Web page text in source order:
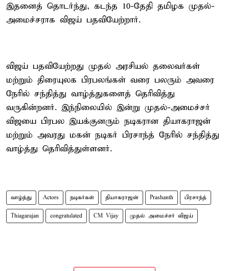
இதனைத் தொடர்ந்து, கடந்த 10-தேதி தமிழக முதல்-
அமைச்சராக விஜய் பதவியேற்றார்.
விஜய் பதவியேற்றது முதல் அரசியல் தலைவர்கள்
மற்றும் திரையுலக பிரபலங்கள் வரை பலரும் அவரை
நேரில் சந்தித்து வாழ்த்துகளைத் தெரிவித்து
வருகின்றனர். இந்நிலையில் இன்று முதல்-அமைச்சர்
விஜயை பிரபல இயக்குனரும் நடிகரான தியாகராஜன்
மற்றும் அவரது மகன் நடிகர் பிரசாந்த் நேரில் சந்தித்து
வாழ்த்து தெரிவித்துள்ளனர்.
வாழ்த்து Actors நடிகர்கள் தியாகராஜன் Prashanth பிரசாந்த்
Thiagarajan congratulated CM Vijay முதல் அமைச்சர் விஜய்